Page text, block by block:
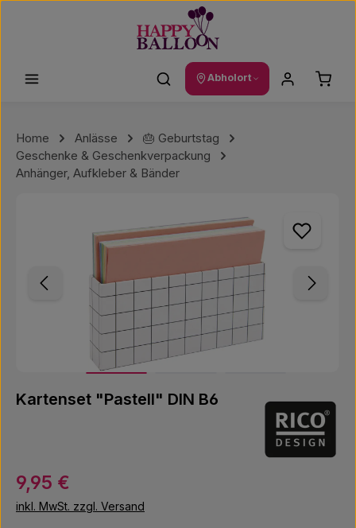
Abholort
Home Anlässe
🎂 Geburtstag
Geschenke & Geschenkverpackung
Anhänger, Aufkleber & Bänder
Kartenset "Pastell" DIN B6
Regulärer Preis:
9,95 €
inkl. MwSt. zzgl. Versand